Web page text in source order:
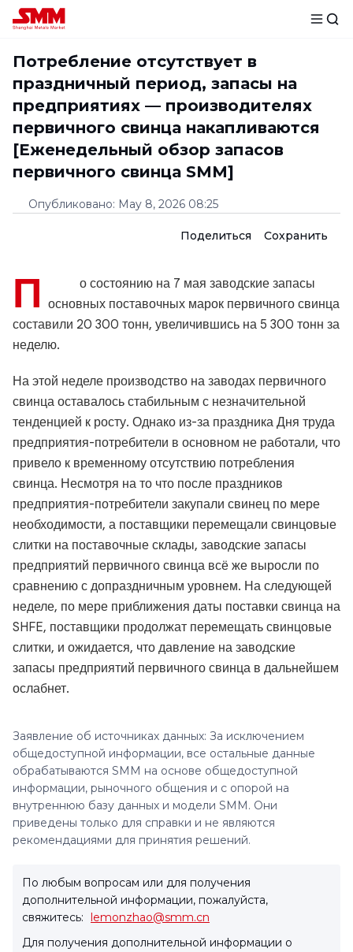
Потребление отсутствует в
праздничный период, запасы на
предприятиях — производителях
первичного свинца накапливаются
[Еженедельный обзор запасов
первичного свинца SMM]
Опубликовано: May 8, 2026 08:25
Поделиться Сохранить
П
о состоянию на 7 мая заводские запасы
основных поставочных марок первичного свинца
составили 20 300 тонн, увеличившись на 5 300 тонн за
неделю.
На этой неделе производство на заводах первичного
свинца оставалось стабильным с незначительной
тенденцией к росту. Однако из-за праздника Дня труда
предприятия-потребители в основном не работали, что
привело к временному отсутствию потребления
свинца. Несмотря на то что после праздников
предприятия-потребители закупали свинец по мере
необходимости, а поставщики перемещали свинцовые
слитки на поставочные склады, заводские запасы
предприятий первичного свинца всё же выросли по
сравнению с допраздничным уровнем. На следующей
неделе, по мере приближения даты поставки свинца на
SHFE, поставщики продолжат перемещать свинцовые
слитки, и ожидается, что давление на заводские
запасы предприятий первичного свинца в дальнейшем
ослабнет.
Заявление об источниках данных: За исключением
общедоступной информации, все остальные данные
обрабатываются SMM на основе общедоступной
информации, рыночного общения и с опорой на
внутреннюю базу данных и модели SMM. Они
приведены только для справки и не являются
рекомендациями для принятия решений.
По любым вопросам или для получения
дополнительной информации, пожалуйста,
свяжитесь: lemonzhao@smm.cn
Для получения дополнительной информации о